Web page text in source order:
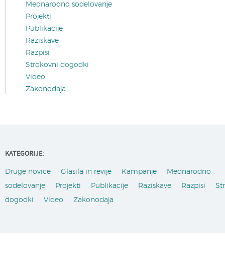
Mednarodno sodelovanje
Projekti
Publikacije
Raziskave
Razpisi
Strokovni dogodki
Video
Zakonodaja
KATEGORIJE:
Druge novice Glasila in revije Kampanje
Mednarodno
sodelovanje
Projekti Publikacije Raziskave Razpisi
dogodki
Video Zakonodaja